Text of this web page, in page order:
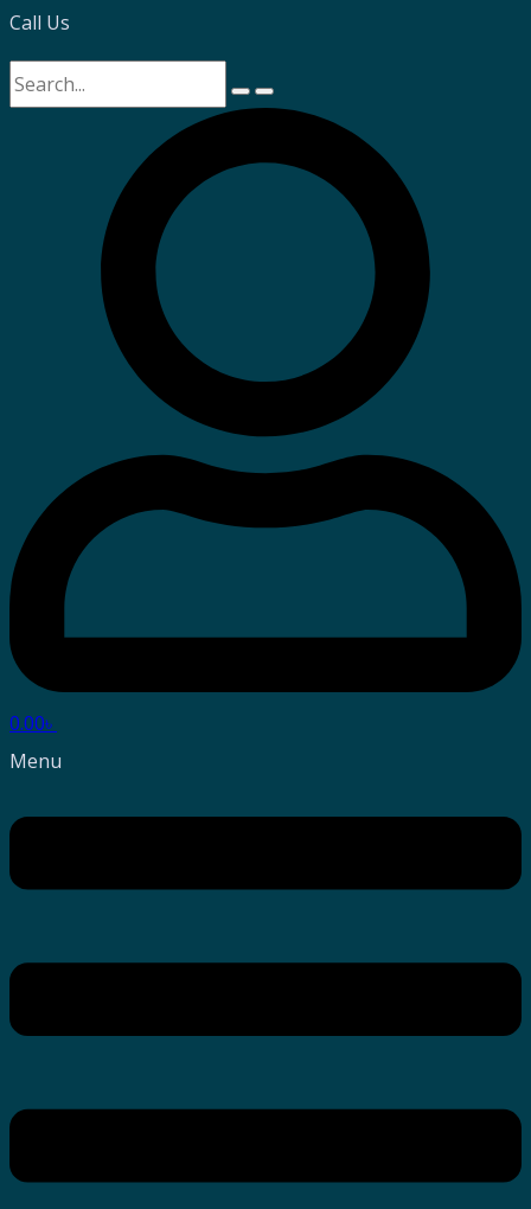
Call Us
0.00৳
Menu